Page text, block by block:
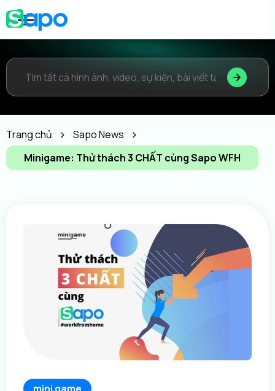
Trang chủ
Sapo News
Minigame: Thử thách 3 CHẤT cùng Sapo WFH